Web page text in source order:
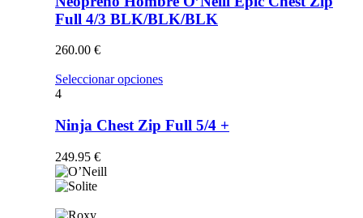
variantes.
Las
elegir
página
Full 4/3 BLK/BLK/BLK
260.00 €
Seleccionar opcionesEste
múltiples
variantes.
4
Ninja Chest Zip Full 5/4 +
249.95 €